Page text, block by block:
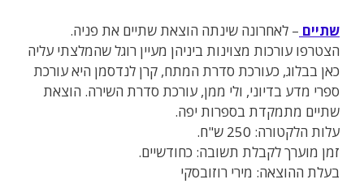
שתיים– לאחרונה שינתה הוצאת שתיים את פניה.
הצטרפו עורכות מצוינות ביניהן מעיין רוגל שהמלצתי עליה
כאן בבלוג, כעורכת סדרת המתח, קרן לנדסמן היא עורכת
ספרי מדע בדיוני, ולי ממן, עורכת סדרת השירה. הוצאת
שתיים מתמקדת בספרות יפה.
עלות הלקטורה: 250 ש"ח.
זמן מוערך לקבלת תשובה: כחודשיים.
בעלת ההוצאה: מירי רוזובסקי